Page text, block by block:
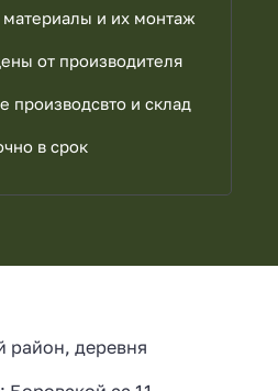
материалы и их монтаж
от производителя
производсвто и склад
в срок
район, деревня